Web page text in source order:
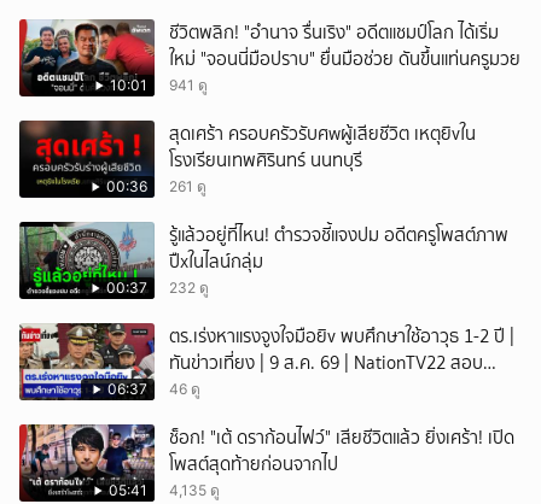
10:01
ชีวิตพลิก! "อำนาจ รื่นเริง" อดีตแชมป์โลก ได้เริ่ม
ใหม่ "จอนนี่มือปราบ" ยื่นมือช่วย ดันขึ้นแท่นครูมวย
941 ดู
00:36
สุดเศร้า ครอบครัวรับศwผู้เสียชีวิต เหตุยิvใน
โรงเรียนเทพศิรินทร์ นนทบุรี
261 ดู
00:37
รู้แล้วอยู่ที่ไหน! ตำรวจชี้แจงปม อดีตครูโพสต์ภาพ
ปืxในไลน์กลุ่ม
232 ดู
06:37
ตร.เร่งหาแรงจูงใจมือยิv พบศึกษาใช้อาวุธ 1-2 ปี |
ทันข่าวเที่ยง | 9 ส.ค. 69 | NationTV22 สอบ
พยานแล้ว 17 ปาก เร่งตรวจมือถือและหลักฐานที่
เพื่อน และสื่อโซเ
46 ดู
05:41
ช็อก! "เต้ ดราก้อนไฟว์" เสียชีวิตแล้ว ยิ่งเศร้า! เปิด
โพสต์สุดท้ายก่อนจากไป
4,135 ดู